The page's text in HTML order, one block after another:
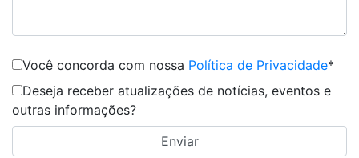
Você concorda com nossa Política de Privacidade*
Deseja receber atualizações de notícias, eventos e
outras informações?